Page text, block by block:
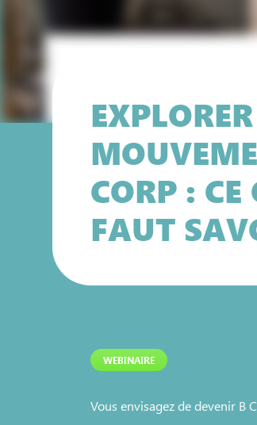
CORP :
FAUT
WEBINAIRE
Vous envisagez de devenir B